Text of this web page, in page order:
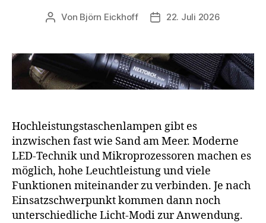
Beitragsautor
Von Björn Eickhoff Veröffentlichungsdatum
22. Juli 2026
Hochleistungstaschenlampen gibt es
inzwischen fast wie Sand am Meer. Moderne
LED-Technik und Mikroprozessoren machen es
möglich, hohe Leuchtleistung und viele
Funktionen miteinander zu verbinden. Je nach
Einsatzschwerpunkt kommen dann noch
unterschiedliche Licht-Modi zur Anwendung.